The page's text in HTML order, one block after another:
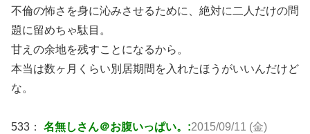
不倫の怖さを身に沁みさせるために、絶対に二人だけの問
題に留めちゃ駄目。
甘えの余地を残すことになるから。
本当は数ヶ月くらい別居期間を入れたほうがいいんだけど
な。
533： 名無しさん＠お腹いっぱい。:2015/09/11 (金)